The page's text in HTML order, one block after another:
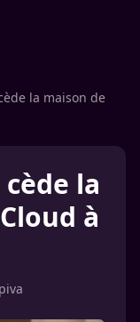
la maison de
la
à